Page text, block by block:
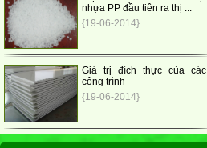
nhựa PP đầu tiên ra thị ...
{19-06-2014}
Giá trị đích thực của các
công trình
{19-06-2014}